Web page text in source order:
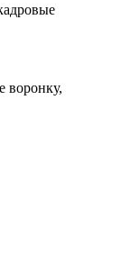
воронку,